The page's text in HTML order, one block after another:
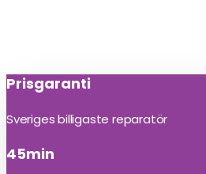
Prisgaranti
Sveriges billigaste reparatör
45min